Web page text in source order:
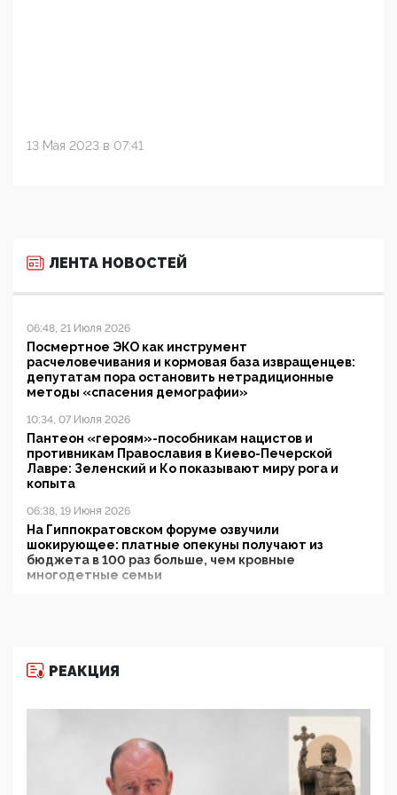
13 Мая 2023 в 07:41
ЛЕНТА НОВОСТЕЙ
06:48, 21 Июля 2026
Посмертное ЭКО как инструмент
расчеловечивания и кормовая база извращенцев:
депутатам пора остановить нетрадиционные
методы «спасения демографии»
10:34, 07 Июля 2026
Пантеон «героям»-пособникам нацистов и
противникам Православия в Киево-Печерской
Лавре: Зеленский и Ко показывают миру рога и
копыта
06:38, 19 Июня 2026
На Гиппократовском форуме озвучили
шокирующее: платные опекуны получают из
бюджета в 100 раз больше, чем кровные
многодетные семьи
11:53, 09 Июня 2026
деятельность ИИТО ЮНЕСКО в России, но
цифроглобалисты продолжают определять
повестку в образовании
09:43, 01 Июня 2026
5G за счет здоровья граждан: Минцифры намерено
РЕАКЦИЯ